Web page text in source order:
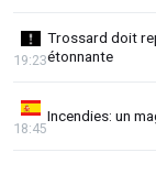
Trossard doit
étonnante
19:23
Incendies: un
18:45